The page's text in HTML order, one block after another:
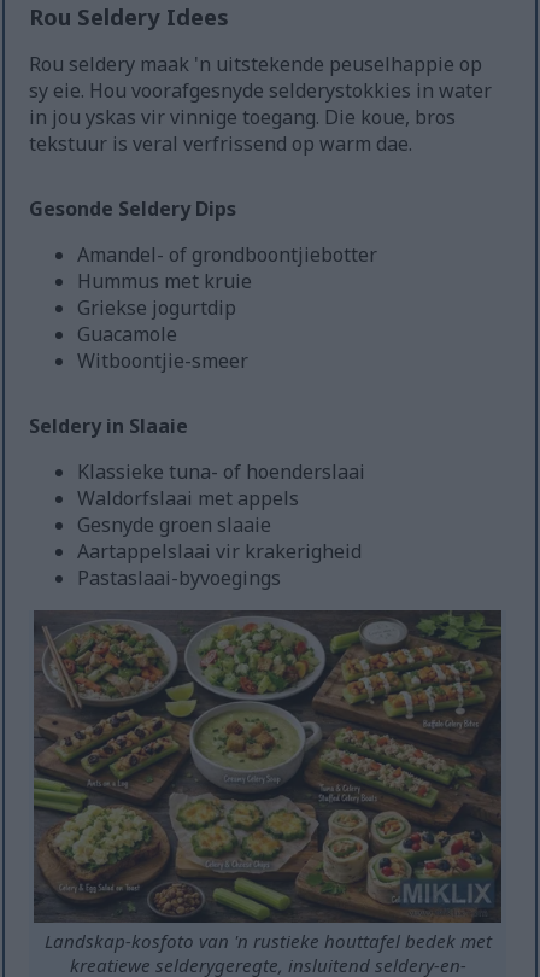
Rou Seldery Idees
Rou seldery maak 'n uitstekende peuselhappie op
sy eie. Hou voorafgesnyde selderystokkies in water
in jou yskas vir vinnige toegang. Die koue, bros
tekstuur is veral verfrissend op warm dae.
Gesonde Seldery Dips
Amandel- of grondboontjiebotter
Hummus met kruie
Griekse jogurtdip
Guacamole
Witboontjie-smeer
Seldery in Slaaie
Klassieke tuna- of hoenderslaai
Waldorfslaai met appels
Gesnyde groen slaaie
Aartappelslaai vir krakerigheid
Pastaslaai-byvoegings
Landskap-kosfoto van 'n rustieke houttafel bedek met
kreatiewe selderygeregte, insluitend seldery-en-